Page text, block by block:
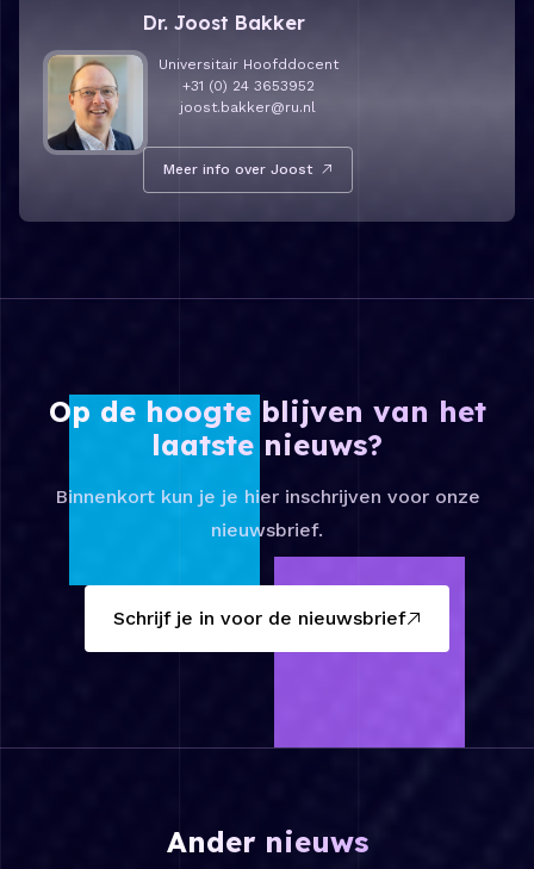
Dr. Joost Bakker
Universitair Hoofddocent
+31 (0) 24 3653952
joost.bakker@ru.nl
Meer info over Joost
Op de hoogte blijven van het
laatste nieuws?
Binnenkort kun je je hier inschrijven voor onze
nieuwsbrief.
Schrijf je in voor de nieuwsbrief
Ander nieuws